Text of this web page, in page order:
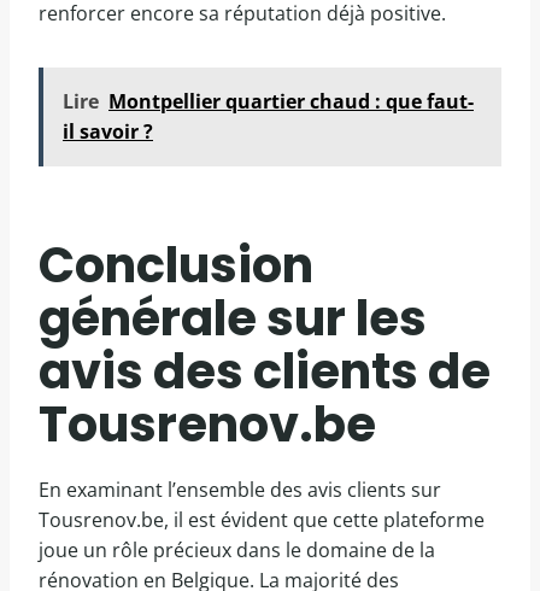
renforcer encore sa réputation déjà positive.
Lire Montpellier quartier chaud : que faut-
il savoir ?
Conclusion
générale sur les
avis des clients de
Tousrenov.be
En examinant l’ensemble des avis clients sur
Tousrenov.be, il est évident que cette plateforme
joue un rôle précieux dans le domaine de la
rénovation en Belgique. La majorité des